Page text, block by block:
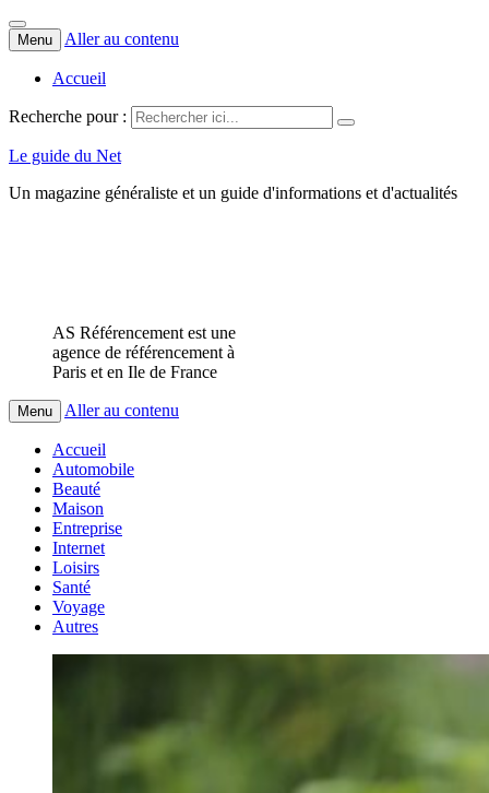
Menu Aller au contenu
Accueil
Recherche pour :
Le guide du Net
Un magazine généraliste et un guide d'informations et d'actualités
AS Référencement est une
agence de référencement à
Paris et en Ile de France
Menu Aller au contenu
Accueil
Automobile
Beauté
Maison
Entreprise
Internet
Loisirs
Santé
Voyage
Autres